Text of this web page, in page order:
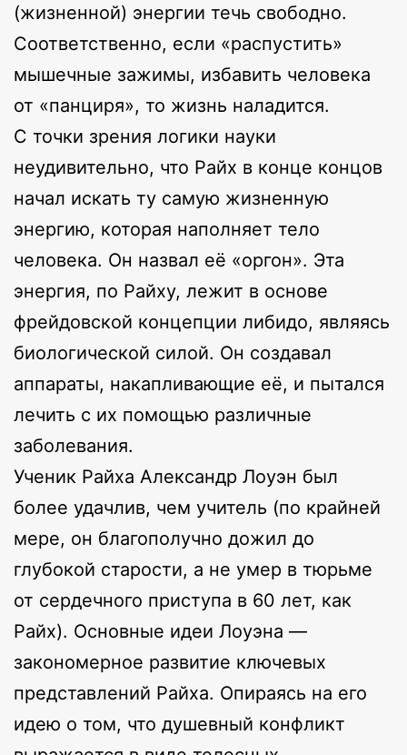
(жизненной) энергии течь свободно.
Соответственно, если «распустить»
мышечные зажимы, избавить человека
от «панциря», то жизнь наладится.
С точки зрения логики науки
неудивительно, что Райх в конце концов
начал искать ту самую жизненную
энергию, которая наполняет тело
человека. Он назвал её «оргон». Эта
энергия, по Райху, лежит в основе
фрейдовской концепции либидо, являясь
биологической силой. Он создавал
аппараты, накапливающие её, и пытался
лечить с их помощью различные
заболевания.
Ученик Райха Александр Лоуэн был
более удачлив, чем учитель (по крайней
мере, он благополучно дожил до
глубокой старости, а не умер в тюрьме
от сердечного приступа в 60 лет, как
Райх). Основные идеи Лоуэна —
закономерное развитие ключевых
представлений Райха. Опираясь на его
идею о том, что душевный конфликт